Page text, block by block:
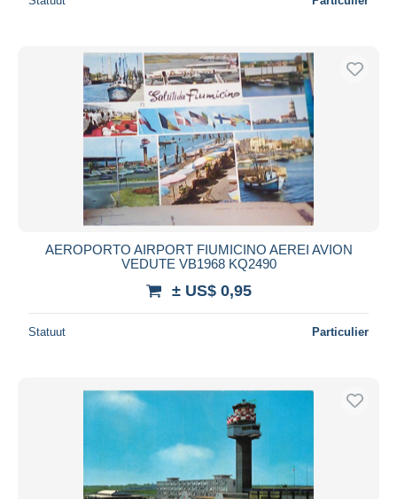
AEROPORTO AIRPORT FIUMICINO AEREI AVION
VEDUTE VB1968 KQ2490
± US$ 0,95
Statuut Particulier